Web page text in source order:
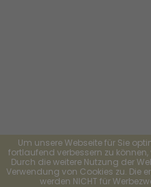
Um unsere Webseite für Sie
fortlaufend verbessern zu
Durch die weitere Nutzung der
Verwendung von Cookies zu. Die
werden NICHT für